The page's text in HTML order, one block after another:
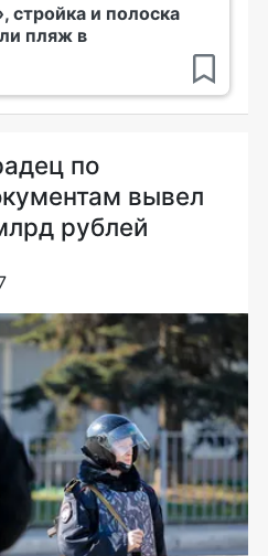
стройка и полоска
пляж в
по
вывел
рублей